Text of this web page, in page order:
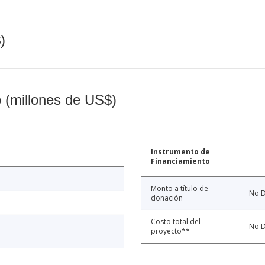
de US$)
Instrumento de
Financiamiento
Monto a título de
donación
No
Costo total del
proyecto**
No